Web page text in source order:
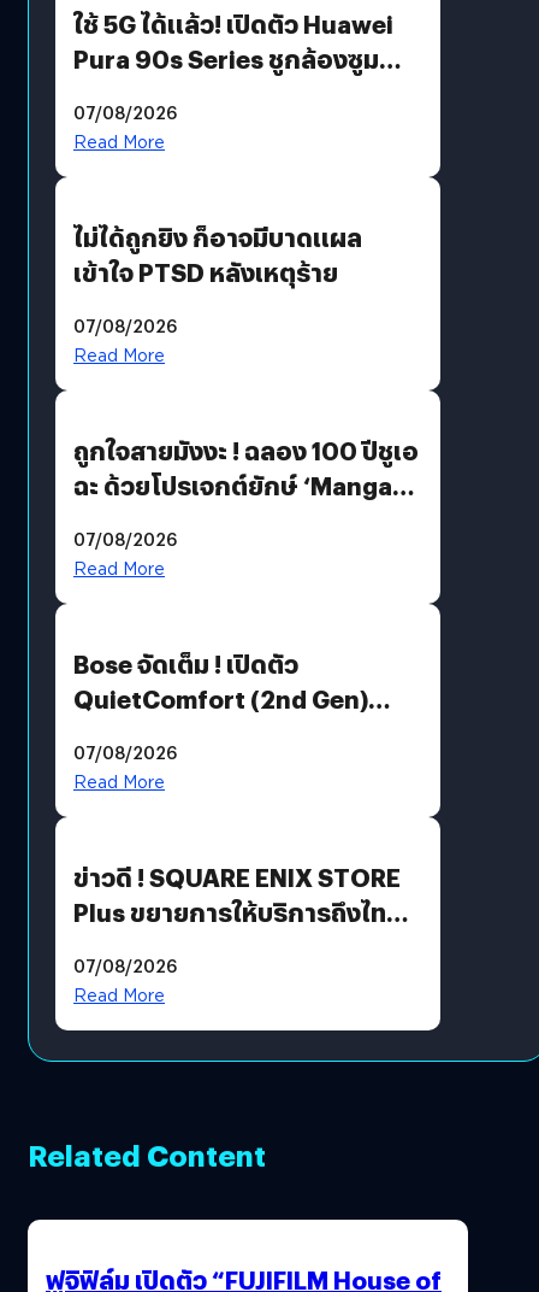
ใช้ 5G ได้แล้ว! เปิดตัว Huawei
Pura 90s Series ชูกล้องซูม
07/08/2026
Read More
ไม่ได้ถูกยิง ก็อาจมีบาดแผล
เข้าใจ PTSD หลังเหตุร้าย
07/08/2026
Read More
ถูกใจสายมังงะ ! ฉลอง 100 ปีชูเอ
ฉะ ด้วยโปรเจกต์ยักษ์ ‘Manga
มีภาษาไทยด้วย
07/08/2026
Read More
Bose จัดเต็ม ! เปิดตัว
QuietComfort (2nd Gen)
07/08/2026
Read More
ข่าวดี ! SQUARE ENIX STORE
Plus ขยายการให้บริการถึงไทย
โดยตรง
07/08/2026
Read More
Related Content
ฟูจิฟิล์ม เปิดตัว “FUJIFILM House of